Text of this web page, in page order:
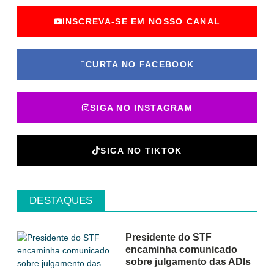
INSCREVA-SE EM NOSSO CANAL
CURTA NO FACEBOOK
SIGA NO INSTAGRAM
SIGA NO TIKTOK
DESTAQUES
Presidente do STF
encaminha comunicado
sobre julgamento das ADIs